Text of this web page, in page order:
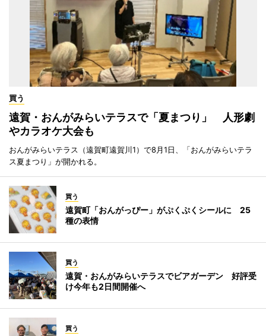
買う
遠賀・おんがみらいテラスで「夏まつり」 人形劇
やカラオケ大会も
おんがみらいテラス（遠賀町遠賀川1）で8月1日、「おんがみらいテラ
ス夏まつり」が開かれる。
買う
遠賀町「おんがっぴー」がぷくぷくシールに 25
種の表情
買う
遠賀・おんがみらいテラスでビアガーデン 好評受
け今年も2日間開催へ
買う